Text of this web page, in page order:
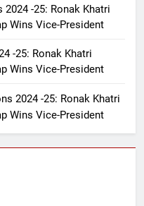
2024 -25: Ronak Khatri
Wins Vice-President
-25: Ronak Khatri
Wins Vice-President
2024 -25: Ronak Khatri
Wins Vice-President